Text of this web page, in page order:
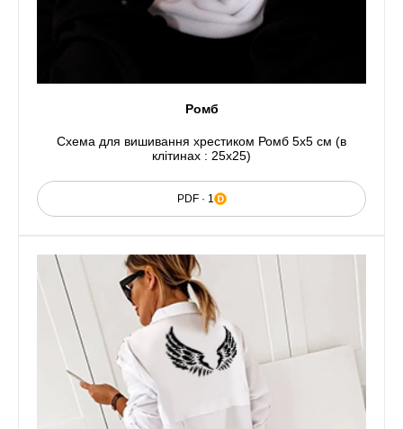
Ромб
Схема для вишивання хрестиком Ромб 5x5 см (в
клітинах : 25x25)
PDF · 1